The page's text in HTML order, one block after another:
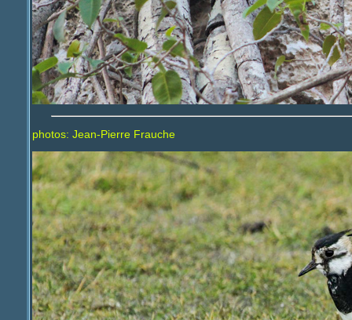
photos: Jean-Pierre Frauche